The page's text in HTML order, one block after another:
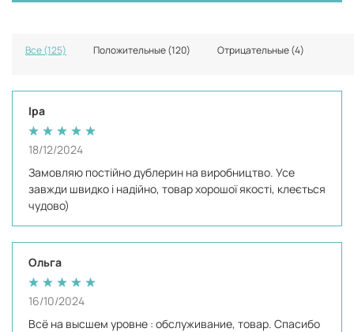
Все (125) Положительные (120) Отрицательные (4)
Іра
18/12/2024
Замовляю постійно дублерин на виробництво. Усе
завжди швидко і надійно, товар хорошої якості, клеється
чудово)
Ольга
16/10/2024
Всё на высшем уровне : обслуживание, товар. Спасибо